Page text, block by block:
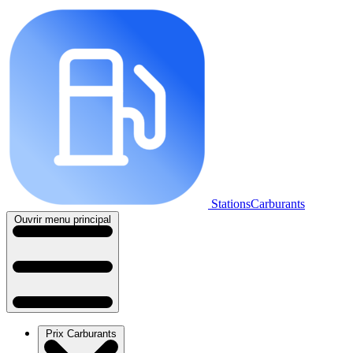
StationsCarburants
Ouvrir menu principal
Prix Carburants